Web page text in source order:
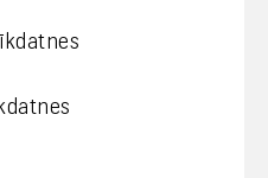
digitālos rīkus.
pakalpojumu
labs, valsts
lielāku lomu.